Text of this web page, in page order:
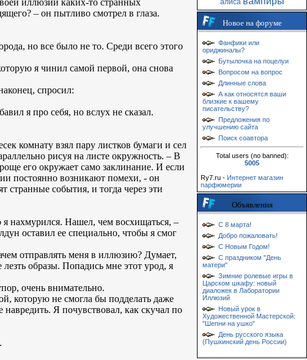
иллюзии каких-то странных
– он пытливо смотрел в глаза.
но все было не то. Среди всего этого
я чинил самой первой, она снова
спросил:
я про себя, но вслух не сказал.
комнату взял пару листков бумаги и сел
рисуя на листе окружность. – В
его окружает само заклинание. И если
постоянно возникают помехи, - он
странные события, и тогда через эти
я нахмурился. Нашел, чем восхищаться, –
оставил ее специально, чтобы я смог
отправлять меня в иллюзию? Думает,
образы. Попадись мне этот урод, я
очень внимательно.
которую не смогла бы подделать даже
Я почувствовал, как скучал по
алиса
Новое на форуме
Фанфики или
ориджиналы?
Бутылочка на поцелуи
Вопросом на вопрос
Длинные слова
А как относятся ваши
близкие к вашему
писательству?
Предложения по
улучшению сайта
Поиск соавтора
Total users (no banned):
5005
Ry7.ru - Интернет магазин
парфюмерии
Объявления
С 8 марта!
Добро пожаловать!
С Новым Годом!
С праздником "День
матери"
Зимние ролевые игры в
Царском шкафу: новый
диаложек в Лаборатории
Иллюзий
Новый урок в
Художественной Мастерской:
"Шепни на ушко"
День русского языка
(Пушкинский день России)